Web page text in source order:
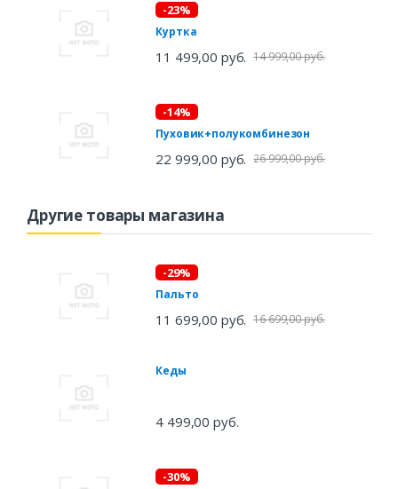
-23%
Куртка
11 499,00 руб. 14 999,00 руб.
-14%
Пуховик+полукомбинезон
22 999,00 руб. 26 999,00 руб.
Другие товары магазина
-29%
Пальто
11 699,00 руб. 16 699,00 руб.
Кеды
4 499,00 руб.
-30%